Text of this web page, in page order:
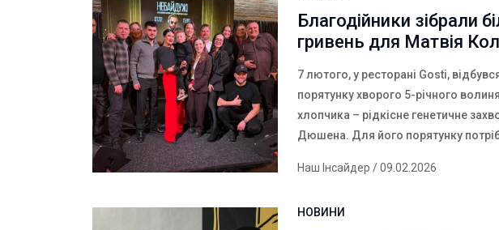
Благодійники зібрали
гривень для Матвія
7 лютого, у ресторані Gosti,
порятунку хворого 5-річного
хлопчика – рідкісне генетичне
Дюшена. Для його порятунку
Наш Інсайдер / 09.02.2026
НОВИНИ